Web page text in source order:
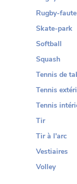
Rugby-
Skate-park
Softball
Squash
Tennis de
Tennis
Tennis
Tir
Tir à l'arc
Vestiaires
Volley